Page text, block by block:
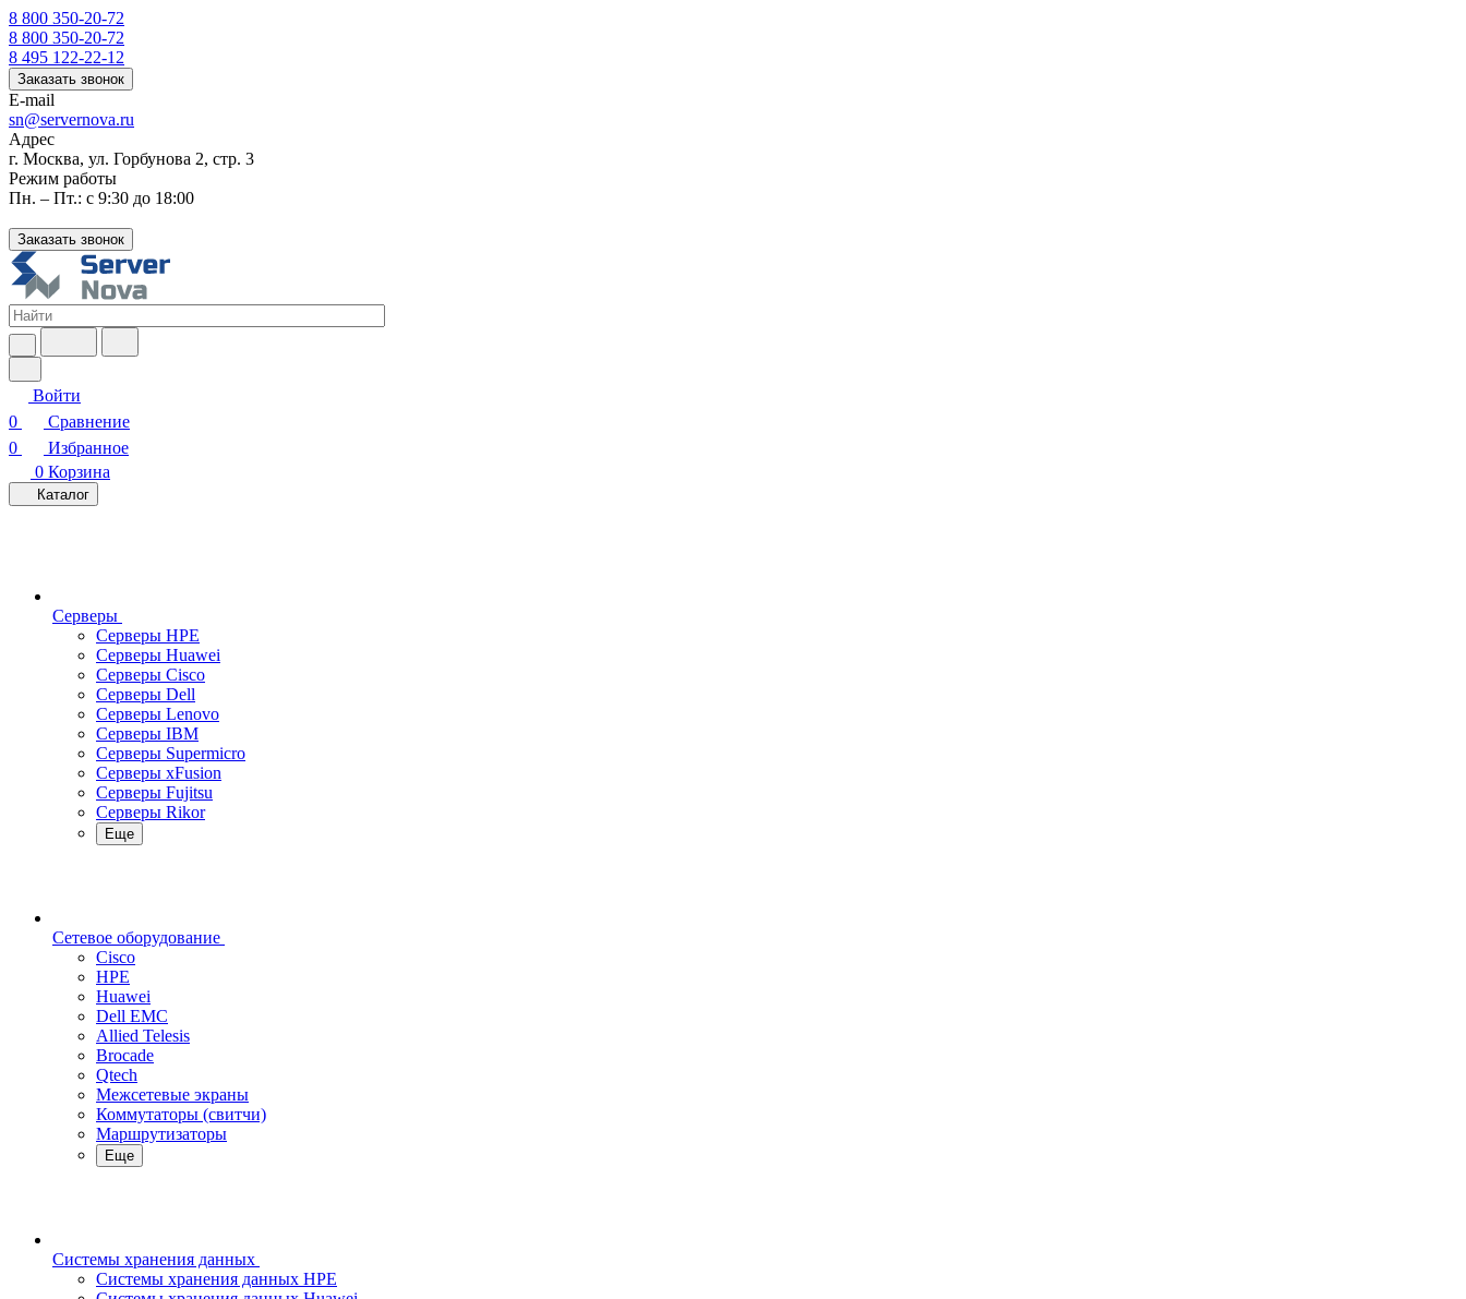
8 800 350-20-72
8 800 350-20-72
8 495 122-22-12
Заказать звонок
E-mail
sn@servernova.ru
Адрес
г. Москва, ул. Горбунова 2, стр. 3
Режим работы
Пн. – Пт.: с 9:30 до 18:00
Заказать звонок
Войти
0
Сравнение
0
Избранное
0 Корзина
Каталог
Серверы
Серверы HPE
Серверы Huawei
Серверы Cisco
Серверы Dell
Серверы Lenovo
Серверы IBM
Серверы Supermicro
Серверы xFusion
Серверы Fujitsu
Серверы Rikor
Еще
Сетевое оборудование
Cisco
HPE
Huawei
Dell EMC
Allied Telesis
Brocade
Qtech
Межсетевые экраны
Коммутаторы (свитчи)
Маршрутизаторы
Еще
Системы хранения данных
Системы хранения данных HPE